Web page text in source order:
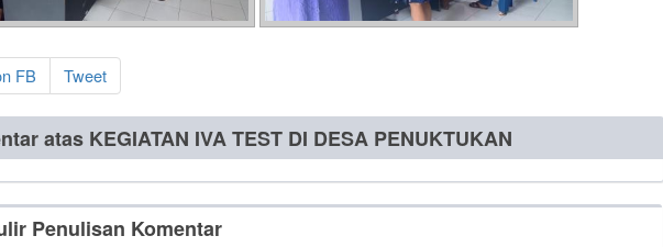
FB Tweet
atas KEGIATAN IVA TEST DI DESA PENUKTUKAN
Penulisan Komentar